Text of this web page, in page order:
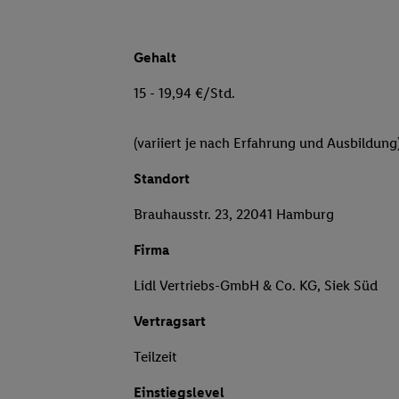
Gehalt
15 - 19,94 €/Std.
(variiert je nach Erfahrung und
Standort
Brauhausstr. 23, 22041 Hamburg
Firma
Lidl Vertriebs-GmbH & Co. KG, Siek Süd
Vertragsart
Teilzeit
Einstiegslevel